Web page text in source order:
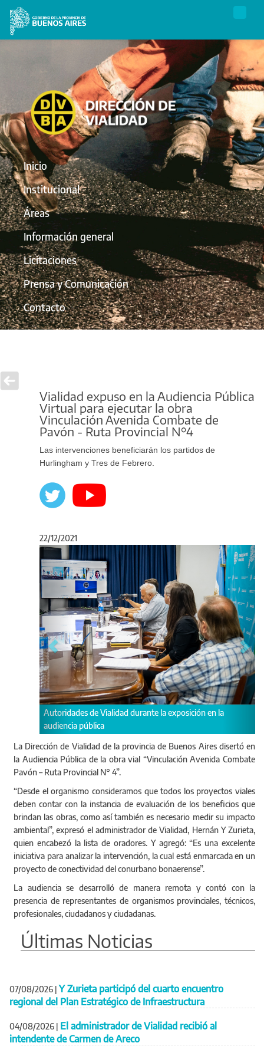
Inicio
Institucional
Áreas
Información general
Licitaciones
Prensa y Comunicación
Contacto
Vialidad expuso en la Audiencia Pública
Virtual para ejecutar la obra
Vinculación Avenida Combate de
Pavón - Ruta Provincial N°4
Las intervenciones beneficiarán los partidos de
Hurlingham y Tres de Febrero.
22/12/2021
durante la exposición en la
El administrador de Vialidad,
los primeros oradores en la
Anterior
La Dirección de Vialidad de la provincia de Buenos Aires disertó en
la Audiencia Pública de la obra vial “Vinculación Avenida Combate
Pavón – Ruta Provincial N° 4”.
“Desde el organismo consideramos que todos los proyectos viales
deben contar con la instancia de evaluación de los beneficios que
brindan las obras, como así también es necesario medir su impacto
ambiental”, expresó el administrador de Vialidad, Hernán Y Zurieta,
quien encabezó la lista de oradores. Y agregó: “Es una excelente
iniciativa para analizar la intervención, la cual está enmarcada en un
proyecto de conectividad del conurbano bonaerense”.
La audiencia se desarrolló de manera remota y contó con la
presencia de representantes de organismos provinciales, técnicos,
profesionales, ciudadanos y ciudadanas.
Últimas Noticias
07/08/2026 | Y Zurieta participó del cuarto encuentro
regional del Plan Estratégico de Infraestructura
04/08/2026 | El administrador de Vialidad recibió al
intendente de Carmen de Areco